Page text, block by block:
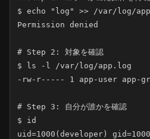
$ echo "log" >> /var/log/
Permission denied
# Step 2: 対象を確認
$ ls -l /var/log/app.log
-rw-r----- 1 app-user app-
# Step 3: 自分が誰かを確認
$ id
uid=1000(developer)